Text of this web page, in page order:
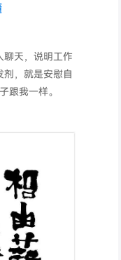
聊天，说明工作
剂，就是安慰自
跟我一样。